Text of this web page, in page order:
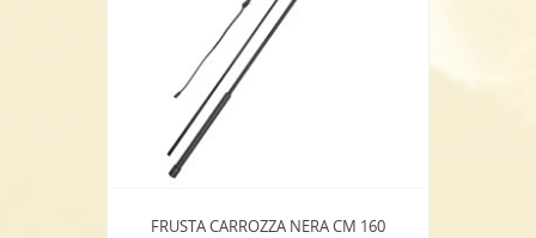
FRUSTA CARROZZA NERA CM 160